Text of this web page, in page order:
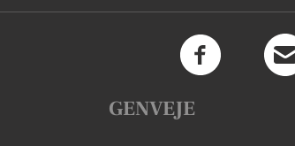
GENVEJE